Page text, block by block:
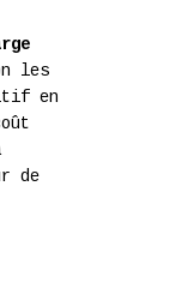
les
en
de